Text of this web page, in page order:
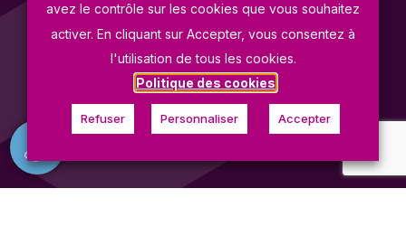
Politique de Confidentialité
Mentions Légales
Copyright Fives ProSim
avez le contrôle sur les cookies que vous souhaitez
activer. En cliquant sur Accepter, vous consentez à
l'utilisation de tous les cookies.
Politique des cookies
Refuser Personnaliser Accepter